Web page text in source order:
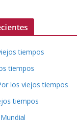
tiempos
tiempos
los viejos tiempos
tiempos